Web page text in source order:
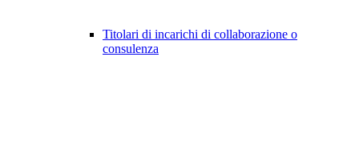
Titolari di incarichi di collaborazione o
consulenza